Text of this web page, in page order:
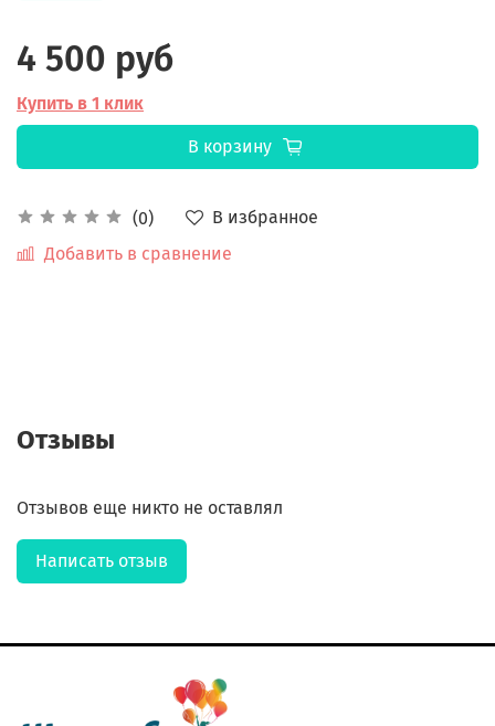
(0)
В избранное
Добавить в сравнение
4 500 руб
Купить в 1 клик
В корзину
Отзывы
Отзывов еще никто не оставлял
Написать отзыв